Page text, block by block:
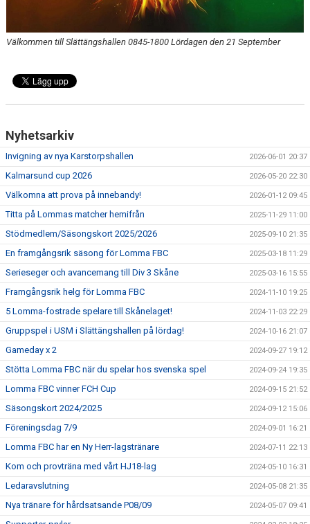
Välkommen till Slättängshallen 0845-1800 Lördagen den 21 September
Nyhetsarkiv
Invigning av nya Karstorpshallen 2026-06-01 20:37
Kalmarsund cup 2026 2026-05-20 22:30
Välkomna att prova på innebandy! 2026-01-12 09:45
Titta på Lommas matcher hemifrån 2025-11-29 11:00
Stödmedlem/Säsongskort 2025/2026 2025-09-10 21:35
En framgångsrik säsong för Lomma FBC 2025-03-18 11:29
Serieseger och avancemang till Div 3 Skåne 2025-03-16 15:55
Framgångsrik helg för Lomma FBC 2024-11-10 19:25
5 Lomma-fostrade spelare till Skånelaget! 2024-11-03 22:29
Gruppspel i USM i Slättängshallen på lördag! 2024-10-16 21:07
Gameday x 2 2024-09-27 19:12
Stötta Lomma FBC när du spelar hos svenska spel 2024-09-24 19:35
Lomma FBC vinner FCH Cup 2024-09-15 21:52
Säsongskort 2024/2025 2024-09-12 15:06
Föreningsdag 7/9 2024-09-01 16:21
Lomma FBC har en Ny Herr-lagstränare 2024-07-11 22:13
Kom och provträna med vårt HJ18-lag 2024-05-10 16:31
Ledaravslutning 2024-05-08 21:35
Nya tränare för hårdsatsande P08/09 2024-05-07 09:41